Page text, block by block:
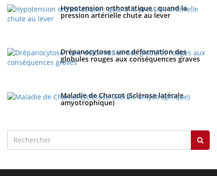
Hypotension orthostatique : quand la
pression artérielle chute au lever
Drépanocytose : une déformation des
globules rouges aux conséquences graves
Maladie de Charcot (Sclérose latérale
amyotrophique)